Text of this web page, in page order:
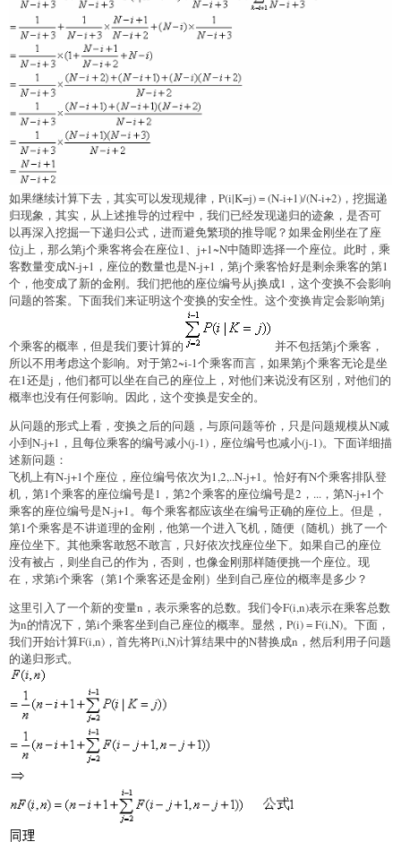
如果继续计算下去，其实可以发现规律，P(i|K=j) = (N-i+1)/(N-i+2)，挖掘递
归现象，其实，从上述推导的过程中，我们已经发现递归的迹象，是否可
以再深入挖掘一下递归公式，进而避免繁琐的推导呢？如果金刚坐在了座
位j上，那么第j个乘客将会在座位1、j+1~N中随即选择一个座位。此时，乘
客数量变成N-j+1，座位的数量也是N-j+1，第j个乘客恰好是剩余乘客的第1
个，他变成了新的金刚。我们把他的座位编号从j换成1，这个变换不会影响
问题的答案。下面我们来证明这个变换的安全性。这个变换肯定会影响第j
个乘客的概率，但是我们要计算的
并不包括第j个乘客，
所以不用考虑这个影响。对于第2~i-1个乘客而言，如果第j个乘客无论是坐
在1还是j，他们都可以坐在自己的座位上，对他们来说没有区别，对他们的
概率也没有任何影响。因此，这个变换是安全的。
从问题的形式上看，变换之后的问题，与原问题等价，只是问题规模从N减
小到N-j+1，且每位乘客的编号减小(j-1)，座位编号也减小(j-1)。下面详细描
述新问题：
飞机上有N-j+1个座位，座位编号依次为1,2,..N-j+1。恰好有N个乘客排队登
机，第1个乘客的座位编号是1，第2个乘客的座位编号是2，...，第N-j+1个
乘客的座位编号是N-j+1。每个乘客都应该坐在编号正确的座位上。但是，
第1个乘客是不讲道理的金刚，他第一个进入飞机，随便（随机）挑了一个
座位坐下。其他乘客敢怒不敢言，只好依次找座位坐下。如果自己的座位
没有被占，则坐自己的作为，否则，也像金刚那样随便挑一个座位。现
在，求第i个乘客（第1个乘客还是金刚）坐到自己座位的概率是多少？
这里引入了一个新的变量n，表示乘客的总数。我们令F(i,n)表示在乘客总数
为n的情况下，第i个乘客坐到自己座位的概率。显然，P(i) = F(i,N)。下面，
我们开始计算F(i,n)，首先将P(i,N)计算结果中的N替换成n，然后利用子问题
的递归形式。